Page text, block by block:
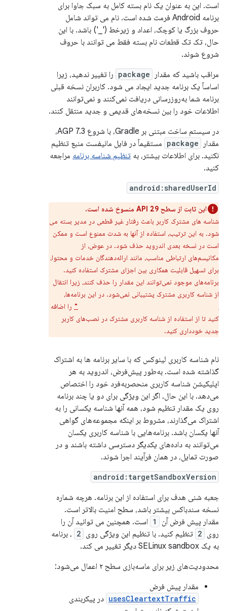
است. این به عنوان یک نام بسته کامل به سبک جاوا برای
برنامه Android فرمت شده است. نام می تواند شامل
حروف بزرگ یا کوچک، اعداد و زیرخط ('_') باشد. با این
حال، تک تک قطعات نام بسته فقط می توانند با حروف
شروع شوند.
مراقب باشید که مقدار
package را تغییر ندهید، زیرا
اساساً یک برنامه جدید ایجاد می شود. کاربران نسخه قبلی
برنامه شما به‌روزرسانی دریافت نمی‌کنند و نمی‌توانند
اطلاعات خود را بین نسخه‌های قدیمی و جدید منتقل کنند.
در سیستم ساخت مبتنی بر Gradle، با شروع AGP 7.3،
مقدار
package مستقیماً در فایل مانیفست منبع تنظیم
نکنید. برای اطلاعات بیشتر، به تنظیم شناسه برنامه مراجعه
کنید.
android:sharedUserId
این ثابت از سطح API 29 منسوخ شده است.
شناسه های مشترک کاربر باعث رفتار غیر قطعی در مدیر بسته می
شود. به این ترتیب، استفاده از آنها به شدت ممنوع است و ممکن
است در نسخه بعدی اندروید حذف شود. در عوض، از
مکانیسم‌های ارتباطی مناسب، مانند ارائه‌دهندگان خدمات و محتوا،
برای تسهیل قابلیت همکاری بین اجزای مشترک استفاده کنید.
برنامه‌های موجود نمی‌توانند این مقدار را حذف کنند، زیرا انتقال
از شناسه کاربری مشترک پشتیبانی نمی‌شود. در این برنامه‌ها،
را اضافه
کنید تا از استفاده از شناسه کاربری مشترک در نصب‌های کاربر
جدید خودداری کنید.
نام شناسه کاربری لینوکس که با سایر برنامه ها به اشتراک
گذاشته شده است. به‌طور پیش‌فرض، اندروید به هر
اپلیکیشن شناسه کاربری منحصربه‌فرد خود را اختصاص
می‌دهد. با این حال، اگر این ویژگی برای دو یا چند برنامه
روی یک مقدار تنظیم شود، همه آنها شناسه یکسانی را به
اشتراک می‌گذارند، مشروط بر اینکه مجموعه‌های گواهی
آنها یکسان باشد. برنامه‌هایی با شناسه کاربری یکسان
می‌توانند به داده‌های یکدیگر دسترسی داشته باشند و در
صورت تمایل، در همان فرآیند اجرا شوند.
android:targetSandboxVersion
جعبه شنی هدف برای استفاده از این برنامه. هرچه شماره
نسخه سندباکس بیشتر باشد، سطح امنیت بالاتر است.
مقدار پیش فرض آن
1 است. همچنین می توانید آن را
روی 2 تنظیم کنید. با تنظیم این ویژگی روی 2 ، برنامه
به یک SELinux sandbox دیگر تغییر می کند.
محدودیت‌های زیر برای ماسه‌بازی سطح ۲ اعمال می‌شود:
مقدار پیش فرض
usesCleartextTraffic در پیکربندی